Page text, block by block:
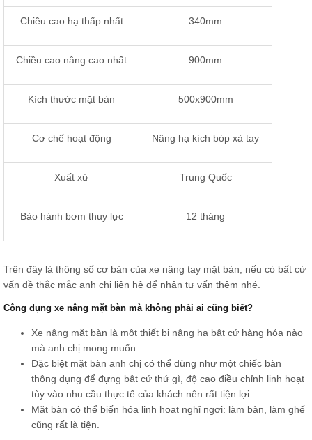
Chiều cao hạ thấp nhất 340mm
Chiều cao nâng cao nhất 900mm
Kích thước mặt bàn 500x900mm
Cơ chế hoạt động Nâng hạ kích bóp xả tay
Xuất xứ Trung Quốc
Bảo hành bơm thuy lực 12 tháng
Trên đây là thông số cơ bản của xe nâng tay mặt bàn, nếu có bất cứ
vấn đề thắc mắc anh chị liên hệ để nhận tư vấn thêm nhé.
Công dụng xe nâng mặt bàn mà không phải ai cũng biết?
Xe nâng mặt bàn là một thiết bị nâng hạ bât cứ hàng hóa nào
mà anh chị mong muốn.
Đặc biệt mặt bàn anh chị có thể dùng như một chiếc bàn
thông dụng để đựng bât cứ thứ gì, độ cao điều chỉnh linh hoạt
tùy vào nhu cầu thực tế của khách nên rất tiện lợi.
Mặt bàn có thể biến hóa linh hoạt nghỉ ngơi: làm bàn, làm ghế
cũng rất là tiện.